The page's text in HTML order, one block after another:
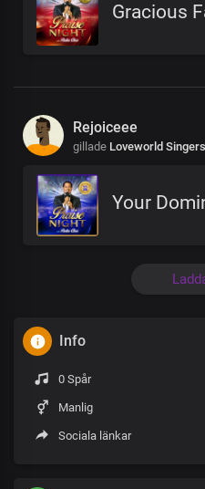
Gracious
Rejoiceee
gillade Loveworld Singers
Info
0 Spår
Manlig
Sociala länkar